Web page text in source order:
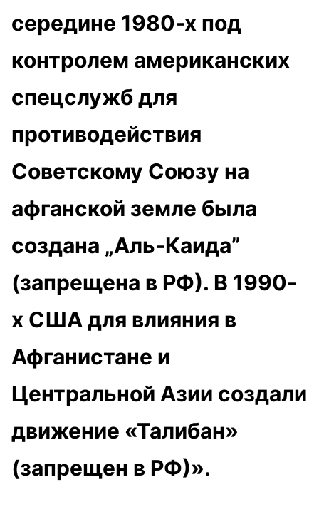
середине 1980-х под
контролем американских
спецслужб для
противодействия
Советскому Союзу на
афганской земле была
создана „Аль-Каида”
(запрещена в РФ). В 1990-
х США для влияния в
Афганистане и
Центральной Азии создали
движение «Талибан»
(запрещен в РФ)».